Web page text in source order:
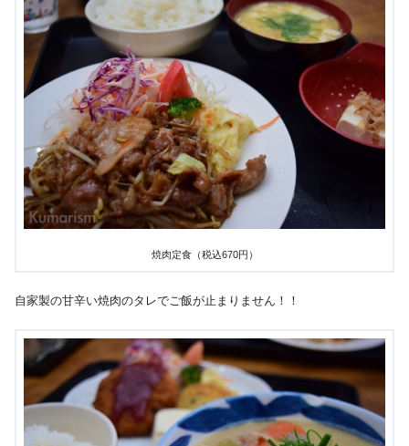
焼肉定食（税込670円）
自家製の甘辛い焼肉のタレでご飯が止まりません！！